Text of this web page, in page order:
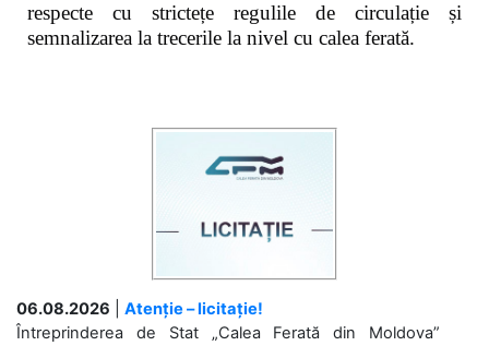
respecte cu strictețe regulile de circulație și
semnalizarea la trecerile la nivel cu calea ferată.
06.08.2026
Atenție – licitație!
Întreprinderea de Stat „Calea Ferată din Moldova”